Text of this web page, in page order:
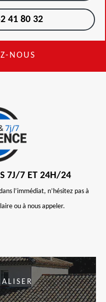
41 80 32
NOUS
7J/7 ET 24H/24
l’immédiat, n’hésitez pas à
ou à nous appeler.